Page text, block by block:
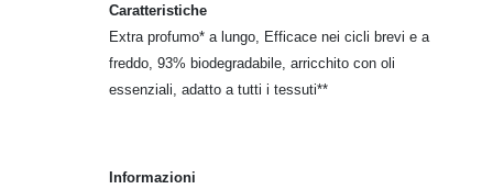
Caratteristiche
Extra profumo* a lungo, Efficace nei cicli brevi e a
freddo, 93% biodegradabile, arricchito con oli
essenziali, adatto a tutti i tessuti**
Informazioni